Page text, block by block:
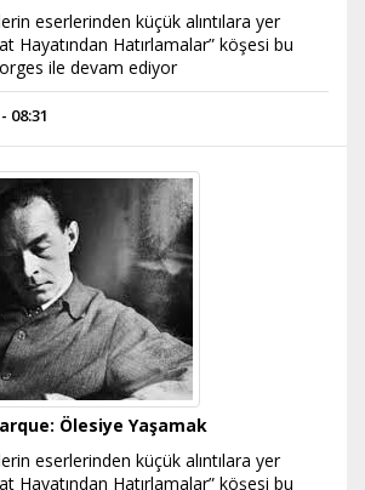
eserlerinden küçük alıntılara yer
Hayatından Hatırlamalar” köşesi bu
ile devam ediyor
08:31
Ölesiye Yaşamak
eserlerinden küçük alıntılara yer
Hayatından Hatırlamalar” köşesi bu